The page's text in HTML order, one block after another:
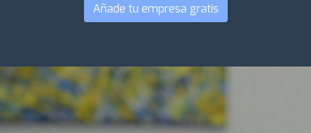
Añade tu empresa gratis